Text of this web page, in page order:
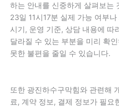
하는 안내를 신중하게 살펴보는
23일 11시17분 실제 가능 여부
시기, 운영 기준, 상담 내용에 따
달라질 수 있는 부분을 미리 확
못한 불편을 줄일 수 있습니다.
또한 광진하수구막힘와 관련해
료, 계약 정보, 결제 정보가 필요